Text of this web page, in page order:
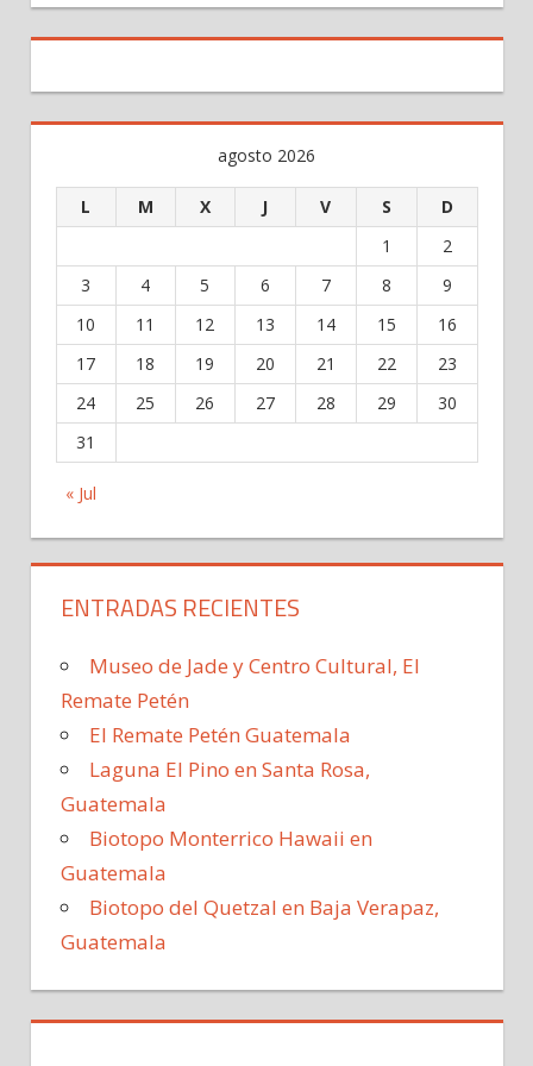
agosto 2026
L M X J V S D
« Jul
1
2
3
4 5 6 7 8
9
10
11 12 13 14 15
16
17
18 19 20 21 22
23
24
25 26 27 28 29
30
31
ENTRADAS RECIENTES
Museo de Jade y Centro Cultural, El
Remate Petén
El Remate Petén Guatemala
Laguna El Pino en Santa Rosa,
Guatemala
Biotopo Monterrico Hawaii en
Guatemala
Biotopo del Quetzal en Baja Verapaz,
Guatemala